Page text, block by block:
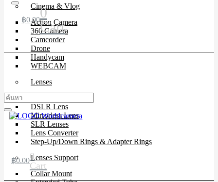
Cinema & Vlog
Action Camera
360 Camera
Camcorder
Drone
Handycam
WEBCAM
Lenses
DSLR Lens
Mirrorless Lens
SLR Lenses
Lens Converter
Step-Up/Down Rings & Adapter Rings
Lenses Support
Collar Mount
฿0.000
Cart
฿0.000
Cart